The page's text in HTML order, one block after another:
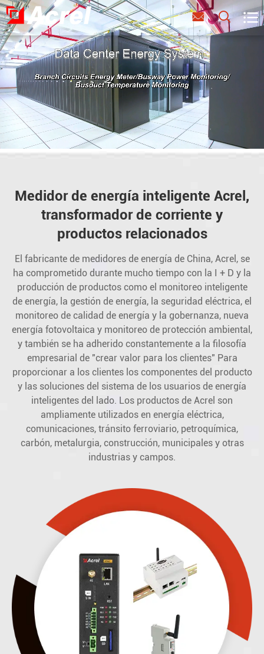
  
Medidor de energía inteligente Acrel,
transformador de corriente y
productos relacionados
El fabricante de medidores de energía de China, Acrel, se
ha comprometido durante mucho tiempo con la I + D y la
producción de productos como el monitoreo inteligente
de energía, la gestión de energía, la seguridad eléctrica, el
monitoreo de calidad de energía y la gobernanza, nueva
energía fotovoltaica y monitoreo de protección ambiental,
y también se ha adherido constantemente a la filosofía
empresarial de "crear valor para los clientes" Para
proporcionar a los clientes los componentes del producto
y las soluciones del sistema de los usuarios de energía
inteligentes del lado. Los productos de Acrel son
ampliamente utilizados en energía eléctrica,
comunicaciones, tránsito ferroviario, petroquímica,
carbón, metalurgia, construcción, municipales y otras
industrias y campos.